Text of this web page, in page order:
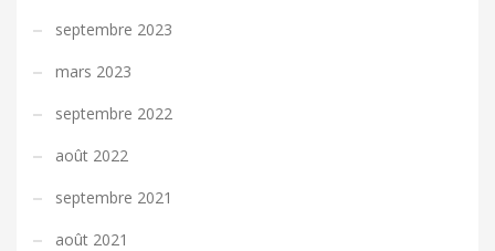
septembre 2023
mars 2023
septembre 2022
août 2022
septembre 2021
août 2021